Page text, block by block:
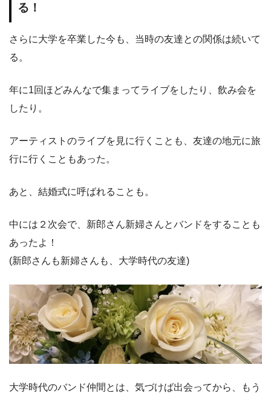
る！
さらに大学を卒業した今も、当時の友達との関係は続いて
る。
年に1回ほどみんなで集まってライブをしたり、飲み会を
したり。
アーティストのライブを見に行くことも、友達の地元に旅
行に行くこともあった。
あと、結婚式に呼ばれることも。
中には２次会で、新郎さん新婦さんとバンドをすることも
あったよ！
(新郎さんも新婦さんも、大学時代の友達)
大学時代のバンド仲間とは、気づけば出会ってから、もう